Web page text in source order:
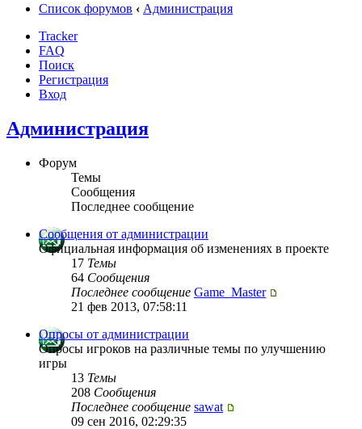
Список форумов ‹ Администрация
Tracker
FAQ
Поиск
Регистрация
Вход
Администрация
Форум
Темы
Сообщения
Последнее сообщение
Сообщения от администрации
Официальная информация об изменениях в проекте
17 Темы
64 Сообщения
Последнее сообщение Game_Master
21 фев 2013, 07:58:11
Опросы от администрации
Опросы игроков на различные темы по улучшению
игры
13 Темы
208 Сообщения
Последнее сообщение sawat
09 сен 2016, 02:29:35